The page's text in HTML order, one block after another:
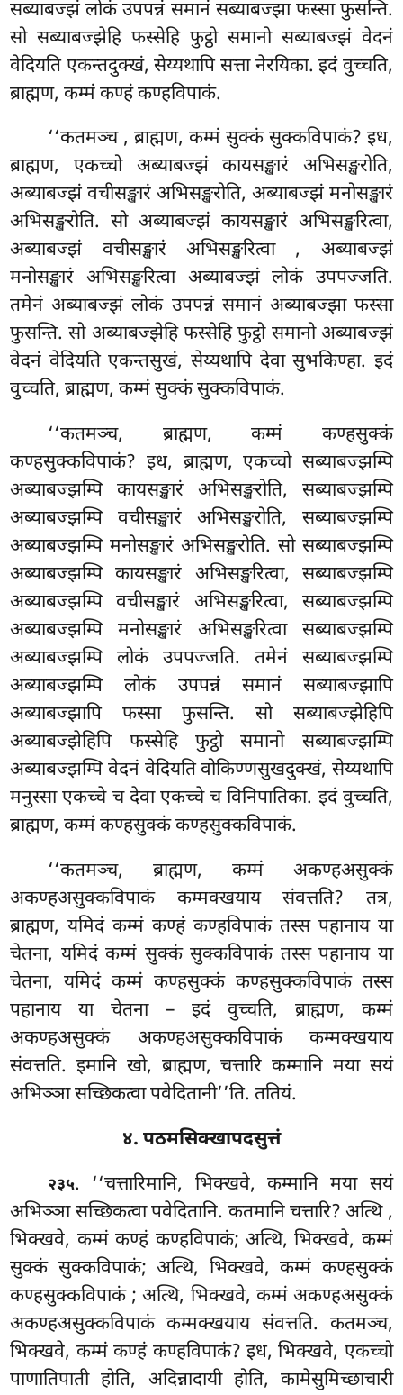
सब्याबज्झं लोकं उपपन्नं समानं सब्याबज्झा फस्सा फुसन्ति.
सो सब्याबज्झेहि फस्सेहि फुट्ठो समानो सब्याबज्झं वेदनं
वेदियति एकन्तदुक्खं, सेय्यथापि सत्ता नेरयिका. इदं वुच्चति,
ब्राह्मण, कम्मं कण्हं कण्हविपाकं.
‘‘कतमञ्च , ब्राह्मण, कम्मं सुक्कं सुक्कविपाकं? इध,
ब्राह्मण, एकच्चो अब्याबज्झं कायसङ्खारं अभिसङ्खरोति,
अब्याबज्झं वचीसङ्खारं अभिसङ्खरोति, अब्याबज्झं मनोसङ्खारं
अभिसङ्खरोति. सो अब्याबज्झं कायसङ्खारं अभिसङ्खरित्वा,
अब्याबज्झं वचीसङ्खारं अभिसङ्खरित्वा , अब्याबज्झं
मनोसङ्खारं अभिसङ्खरित्वा अब्याबज्झं लोकं उपपज्जति.
तमेनं अब्याबज्झं लोकं उपपन्नं समानं अब्याबज्झा फस्सा
फुसन्ति. सो अब्याबज्झेहि फस्सेहि फुट्ठो समानो अब्याबज्झं
वेदनं वेदियति एकन्तसुखं, सेय्यथापि देवा सुभकिण्हा. इदं
वुच्चति, ब्राह्मण, कम्मं सुक्कं सुक्कविपाकं.
‘‘कतमञ्च, ब्राह्मण, कम्मं कण्हसुक्कं
कण्हसुक्कविपाकं? इध, ब्राह्मण, एकच्चो सब्याबज्झम्पि
अब्याबज्झम्पि कायसङ्खारं अभिसङ्खरोति, सब्याबज्झम्पि
अब्याबज्झम्पि वचीसङ्खारं अभिसङ्खरोति, सब्याबज्झम्पि
अब्याबज्झम्पि मनोसङ्खारं अभिसङ्खरोति. सो सब्याबज्झम्पि
अब्याबज्झम्पि कायसङ्खारं अभिसङ्खरित्वा, सब्याबज्झम्पि
अब्याबज्झम्पि वचीसङ्खारं अभिसङ्खरित्वा, सब्याबज्झम्पि
अब्याबज्झम्पि मनोसङ्खारं अभिसङ्खरित्वा सब्याबज्झम्पि
अब्याबज्झम्पि लोकं उपपज्जति. तमेनं सब्याबज्झम्पि
अब्याबज्झम्पि लोकं उपपन्नं समानं सब्याबज्झापि
अब्याबज्झापि फस्सा फुसन्ति. सो सब्याबज्झेहिपि
अब्याबज्झेहिपि फस्सेहि फुट्ठो समानो सब्याबज्झम्पि
अब्याबज्झम्पि वेदनं वेदियति वोकिण्णसुखदुक्खं, सेय्यथापि
मनुस्सा एकच्चे च देवा एकच्चे च विनिपातिका. इदं वुच्चति,
ब्राह्मण, कम्मं कण्हसुक्कं कण्हसुक्कविपाकं.
‘‘कतमञ्च, ब्राह्मण, कम्मं अकण्हअसुक्कं
अकण्हअसुक्कविपाकं कम्मक्खयाय संवत्तति? तत्र,
ब्राह्मण, यमिदं कम्मं कण्हं कण्हविपाकं तस्स पहानाय या
चेतना, यमिदं कम्मं सुक्कं सुक्कविपाकं तस्स पहानाय या
चेतना, यमिदं कम्मं कण्हसुक्कं कण्हसुक्कविपाकं तस्स
पहानाय या चेतना – इदं वुच्चति, ब्राह्मण, कम्मं
अकण्हअसुक्कं अकण्हअसुक्कविपाकं कम्मक्खयाय
संवत्तति. इमानि खो, ब्राह्मण, चत्तारि कम्मानि मया सयं
अभिञ्ञा सच्छिकत्वा पवेदितानी’’ति. ततियं.
४. पठमसिक्खापदसुत्तं
२३५. ‘‘चत्तारिमानि, भिक्खवे, कम्मानि मया सयं
अभिञ्ञा सच्छिकत्वा पवेदितानि. कतमानि चत्तारि? अत्थि ,
भिक्खवे, कम्मं कण्हं कण्हविपाकं; अत्थि, भिक्खवे, कम्मं
सुक्कं सुक्कविपाकं; अत्थि, भिक्खवे, कम्मं कण्हसुक्कं
कण्हसुक्कविपाकं ; अत्थि, भिक्खवे, कम्मं अकण्हअसुक्कं
अकण्हअसुक्कविपाकं कम्मक्खयाय संवत्तति. कतमञ्च,
भिक्खवे, कम्मं कण्हं कण्हविपाकं? इध, भिक्खवे, एकच्चो
पाणातिपाती होति, अदिन्नादायी होति, कामेसुमिच्छाचारी